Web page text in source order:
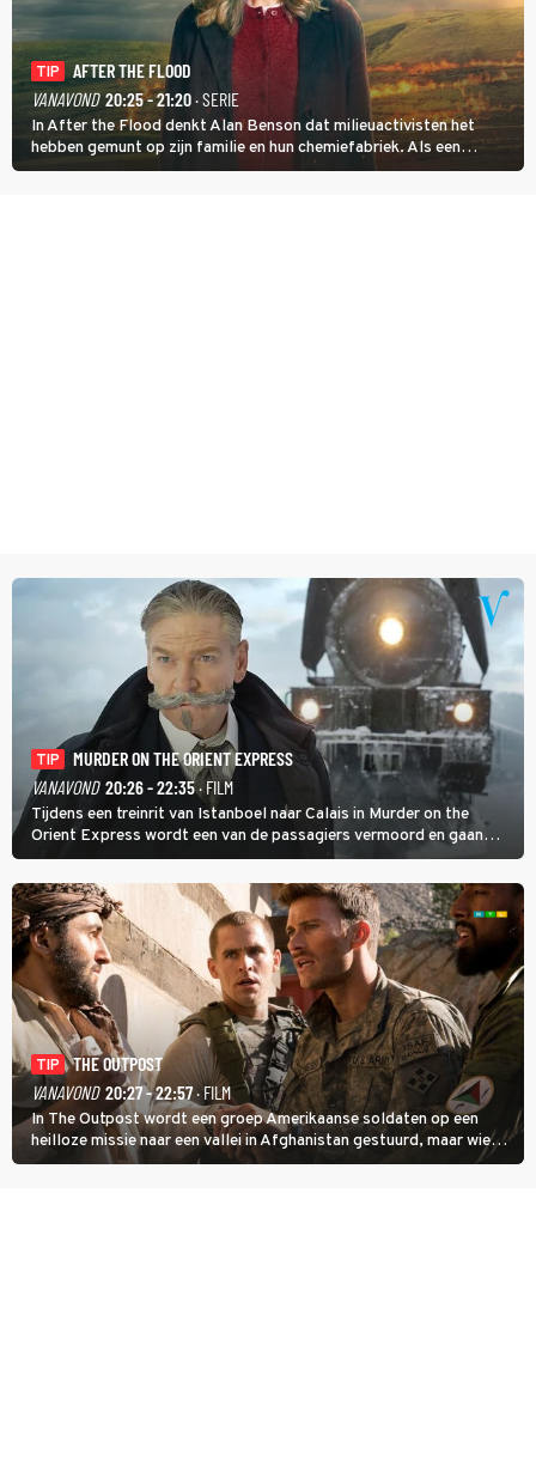
TIP
AFTER THE FLOOD
VANAVOND 20:25 - 21:20· SERIE
In After the Flood denkt Alan Benson dat milieuactivisten het
hebben gemunt op zijn familie en hun chemiefabriek. Als een
brandende boodschap in het veen de boel op scherp zet, besluit
TIP
MURDER ON THE ORIENT EXPRESS
VANAVOND 20:26 - 22:35· FILM
Tijdens een treinrit van Istanboel naar Calais in Murder on the
Orient Express wordt een van de passagiers vermoord en gaan
detective Hercule Poirot en zijn snor uitzoeken wie van de andere
treinreizigers de dader is.
TIP
THE OUTPOST
VANAVOND 20:27 - 22:57· FILM
In The Outpost wordt een groep Amerikaanse soldaten op een
heilloze missie naar een vallei in Afghanistan gestuurd, maar wie
overleeft daar een aanval?